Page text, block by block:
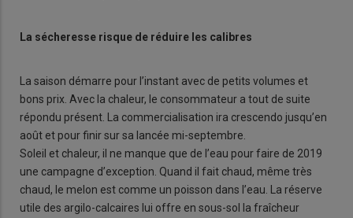
La sécheresse risque de réduire les calibres
La saison démarre pour l’instant avec de petits volumes et
bons prix. Avec la chaleur, le consommateur a tout de suite
répondu présent. La commercialisation ira crescendo jusqu’en
août et pour finir sur sa lancée mi-septembre.
Soleil et chaleur, il ne manque que de l’eau pour faire de 2019
une campagne d’exception. Quand il fait chaud, même très
chaud, le melon est comme un poisson dans l’eau. La réserve
utile des argilo-calcaires lui offre en sous-sol la fraîcheur